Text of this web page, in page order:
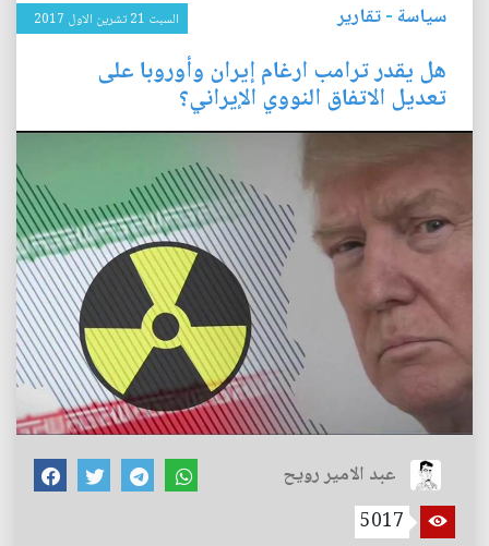
سياسة-تقارير السبت 21 تشرين الاول 2017
هل يقدر ترامب ارغام إيران وأوروبا على
تعديل الاتفاق النووي الإيراني؟
عبد الامير رويح
5017